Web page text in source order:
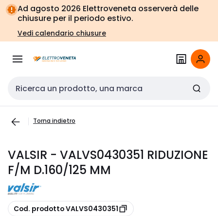
Vai alla
navigazione
Vai
alla
pagina
Ad agosto 2026 Elettroveneta osserverà delle
chiusure per il periodo estivo.
Vedi calendario chiusure
Cerca input
Torna indietro
VALSIR - VALVS0430351 RIDUZIONE
F/M D.160/125 MM
copia
Cod. prodotto VALVS0430351